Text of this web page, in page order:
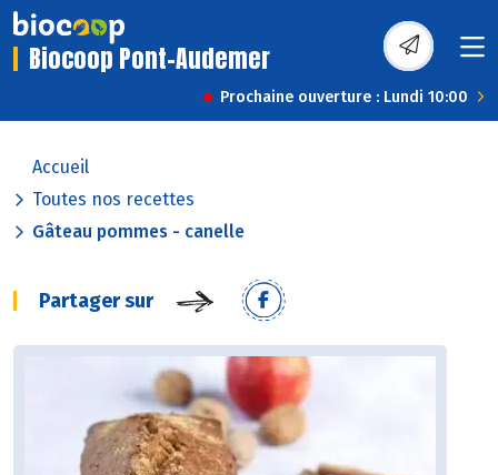
Biocoop Pont-Audemer
Prochaine ouverture : Lundi 10:00
Accueil
Toutes nos recettes
Gâteau pommes - canelle
Partager sur